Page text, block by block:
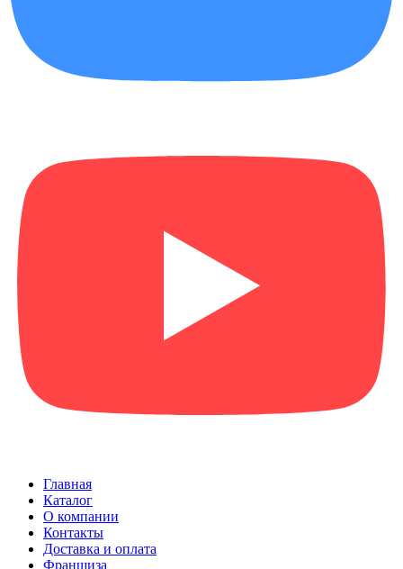
Главная
Каталог
О компании
Контакты
Доставка и оплата
Франшиза